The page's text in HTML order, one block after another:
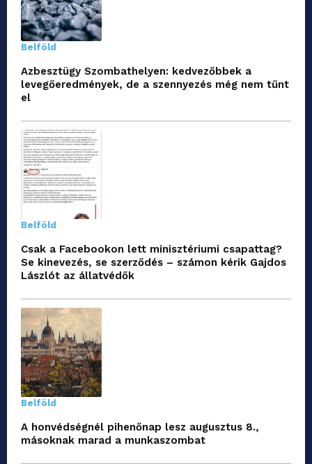
Belföld
Azbesztügy Szombathelyen: kedvezőbbek a
levegőeredmények, de a szennyezés még nem tűnt
el
Belföld
Csak a Facebookon lett minisztériumi csapattag?
Se kinevezés, se szerződés – számon kérik Gajdos
Lászlót az állatvédők
Belföld
A honvédségnél pihenőnap lesz augusztus 8.,
másoknak marad a munkaszombat